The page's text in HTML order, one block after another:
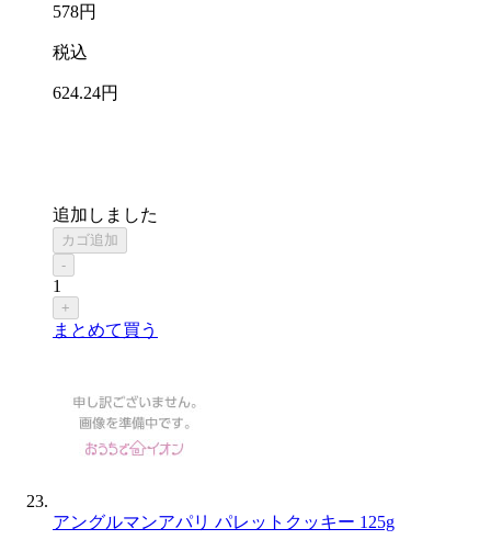
578円
税込
624.24円
追加しました
カゴ追加
-
1
+
まとめて買う
アングルマンアパリ パレットクッキー 125g